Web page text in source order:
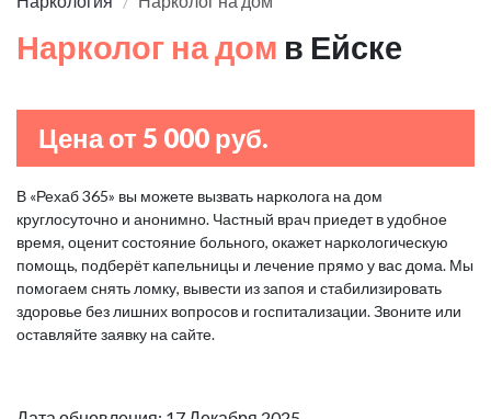
Нарколог на дом в Ейске
Цена от 5 000 руб.
В «Рехаб 365» вы можете вызвать нарколога на дом
круглосуточно и анонимно. Частный врач приедет в удобное
время, оценит состояние больного, окажет наркологическую
помощь, подберёт капельницы и лечение прямо у вас дома. Мы
помогаем снять ломку, вывести из запоя и стабилизировать
здоровье без лишних вопросов и госпитализации. Звоните или
оставляйте заявку на сайте.